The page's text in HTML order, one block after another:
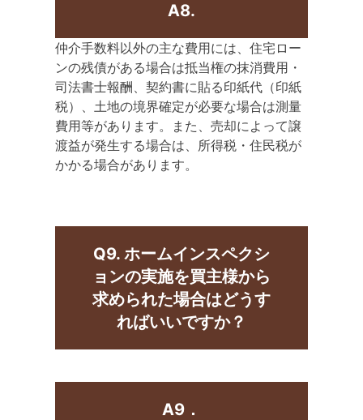
A8.
仲介手数料以外の主な費用には、住宅ロー
ンの残債がある場合は抵当権の抹消費用・
司法書士報酬、契約書に貼る印紙代（印紙
税）、土地の境界確定が必要な場合は測量
費用等があります。また、売却によって譲
渡益が発生する場合は、所得税・住民税が
かかる場合があります。
Q9. ホームインスペクシ
ョンの実施を買主様から
求められた場合はどうす
ればいいですか？
A9．